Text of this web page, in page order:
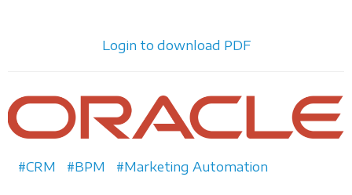
Login to download PDF
Horizontal
logo
CRM BPM Marketing Automation